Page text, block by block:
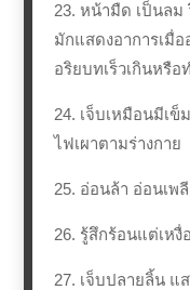
23. หน้ามืด เป็นลม
มักแสดงอาการเมื่
อริยบทเร็วเกินหรือ
24. เจ็บเหมือนมีเ
ไฟเผาตามร่างกาย
25. อ่อนล้า อ่อนเ
26. รู้สึกร้อนแต่เหงื่
27. เจ็บปลายลิ้น แ